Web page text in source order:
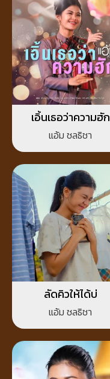
เอิ้นเธอว่าความฮัก
แอ้ม ชลธิชา
ลัดคิวให้ได้บ่
แอ้ม ชลธิชา